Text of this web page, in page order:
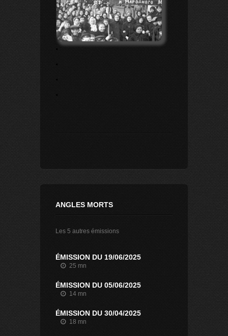
.
.
.
ANGLES MORTS
Les 5 autres émissions
ÉMISSION DU 19/06/2025
25 mn
ÉMISSION DU 05/06/2025
14 mn
ÉMISSION DU 30/04/2025
18 mn